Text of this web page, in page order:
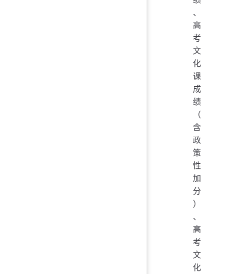
、
高
考
文
化
课
成
绩
（
含
政
策
性
加
分
）
、
高
考
文
化